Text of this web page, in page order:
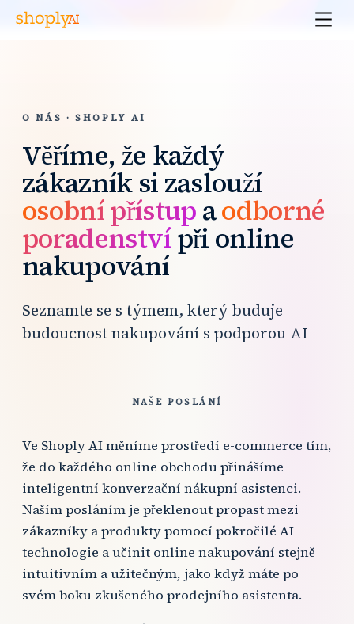
O NÁS · SHOPLY AI
Věříme, že každý
zákazník si zaslouží
osobní přístupaodborné
poradenstvípři online
nakupování
Seznamte se s týmem, který buduje
budoucnost nakupování s podporou AI
NAŠE POSLÁNÍ
Ve Shoply AI měníme prostředí e-commerce tím,
že do každého online obchodu přinášíme
inteligentní konverzační nákupní asistenci.
Naším posláním je překlenout propast mezi
zákazníky a produkty pomocí pokročilé AI
technologie a učinit online nakupování stejně
intuitivním a užitečným, jako když máte po
svém boku zkušeného prodejního asistenta.